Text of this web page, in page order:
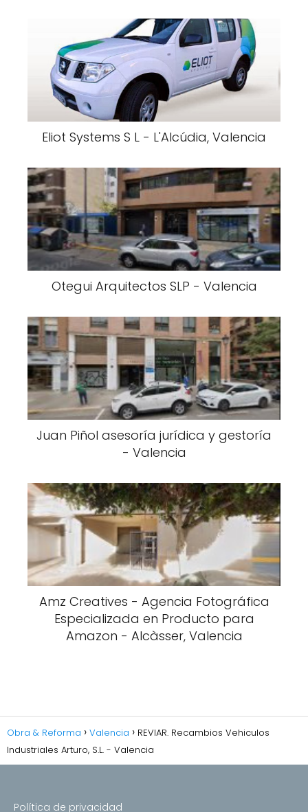
Eliot Systems S L - L'Alcúdia, Valencia
Otegui Arquitectos SLP - Valencia
Juan Piñol asesoría jurídica y gestoría
- Valencia
Amz Creatives - Agencia Fotográfica
Especializada en Producto para
Amazon - Alcàsser, Valencia
Obra & Reforma Valencia
REVIAR. Recambios Vehiculos
Industriales Arturo, S.L. - Valencia
Política de privacidad